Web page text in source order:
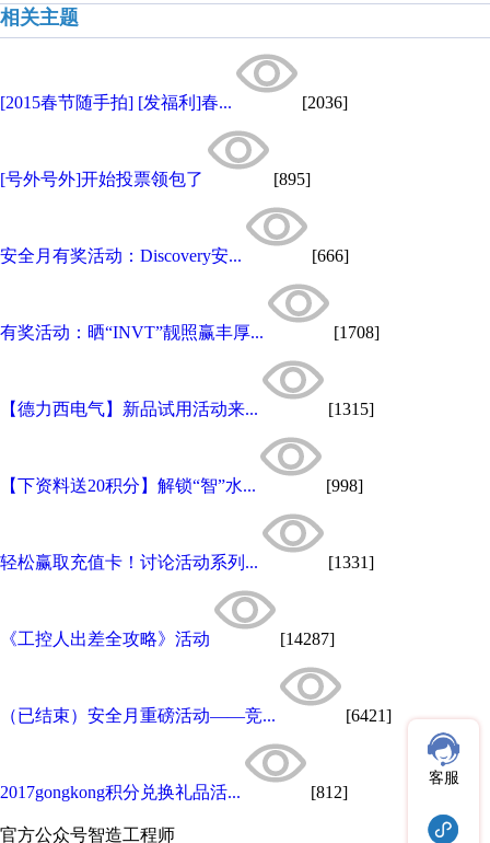
相关主题
[2015春节随手拍] [发福利]春... [2036]
[号外号外]开始投票领包了 [895]
安全月有奖活动：Discovery安... [666]
有奖活动：晒“INVT”靓照赢丰厚... [1708]
【德力西电气】新品试用活动来... [1315]
【下资料送20积分】解锁“智”水... [998]
轻松赢取充值卡！讨论活动系列... [1331]
《工控人出差全攻略》活动 [14287]
（已结束）安全月重磅活动——竞... [6421]
2017gongkong积分兑换礼品活... [812]
官方公众号智造工程师
客服